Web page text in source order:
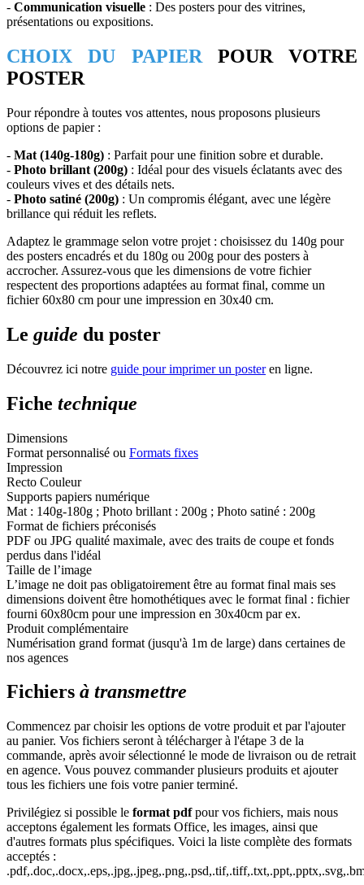
- Communication visuelle : Des posters pour des vitrines,
présentations ou expositions.
CHOIX DU PAPIER POUR VOTRE
POSTER
Pour répondre à toutes vos attentes, nous proposons plusieurs
options de papier :
- Mat (140g-180g) : Parfait pour une finition sobre et durable.
- Photo brillant (200g) : Idéal pour des visuels éclatants avec des
couleurs vives et des détails nets.
- Photo satiné (200g) : Un compromis élégant, avec une légère
brillance qui réduit les reflets.
Adaptez le grammage selon votre projet : choisissez du 140g pour
des posters encadrés et du 180g ou 200g pour des posters à
accrocher. Assurez-vous que les dimensions de votre fichier
respectent des proportions adaptées au format final, comme un
fichier 60x80 cm pour une impression en 30x40 cm.
Le guide du poster
Découvrez ici notre guide pour imprimer un posteren ligne.
Fiche technique
Dimensions
Format personnalisé ou Formats fixes
Impression
Recto Couleur
Supports papiers numérique
Mat : 140g-180g ; Photo brillant : 200g ; Photo satiné : 200g
Format de fichiers préconisés
PDF ou JPG qualité maximale, avec des traits de coupe et fonds
perdus dans l'idéal
Taille de l’image
L’image ne doit pas obligatoirement être au format final mais ses
dimensions doivent être homothétiques avec le format final : fichier
fourni 60x80cm pour une impression en 30x40cm par ex.
Produit complémentaire
Numérisation grand format (jusqu'à 1m de large) dans certaines de
nos agences
Fichiers à transmettre
Commencez par choisir les options de votre produit et par l'ajouter
au panier. Vos fichiers seront à télécharger à l'étape 3 de la
commande, après avoir sélectionné le mode de livraison ou de retrait
en agence. Vous pouvez commander plusieurs produits et ajouter
tous les fichiers une fois votre panier terminé.
Privilégiez si possible le format pdfpour vos fichiers, mais nous
acceptons également les formats Office, les images, ainsi que
d'autres formats plus spécifiques. Voici la liste complète des formats
acceptés :